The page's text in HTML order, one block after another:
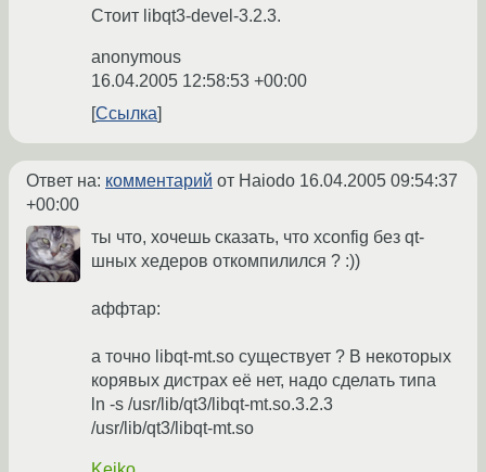
Стоит libqt3-devel-3.2.3.
anonymous
16.04.2005 12:58:53 +00:00
Ссылка
Ответ на: комментарий от Haiodo 16.04.2005 09:54:37
+00:00
ты что, хочешь сказать, что xconfig без qt-
шных хедеров откомпилился ? :))
аффтар:
а точно libqt-mt.so существует ? В некоторых
корявых дистрах её нет, надо сделать типа
ln -s /usr/lib/qt3/libqt-mt.so.3.2.3
/usr/lib/qt3/libqt-mt.so